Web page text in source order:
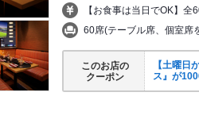
【お食事は当日でOK】
60席(テーブル席、個室席
このお店の
クーポン
【土曜日
ス』が